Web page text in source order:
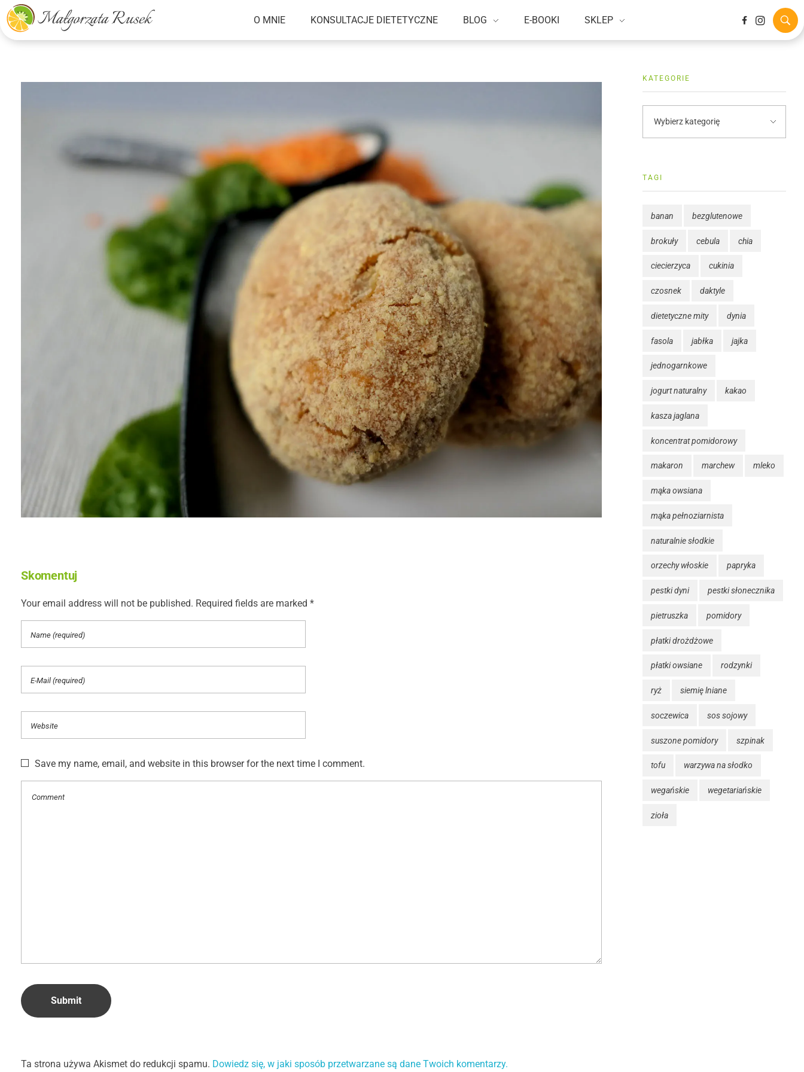
Małgorzata Rusek - dietetyk z pasją
Dietetyka kliniczna & Psychodietetyka
O MNIE KONSULTACJE DIETETYCZNE BLOG E-BOOKI SKLEP
Skomentuj
Your email address will not be published. Required fields are marked *
Save my name, email, and website in this browser for the next time I comment.
Ta strona używa Akismet do redukcji spamu. Dowiedz się, w jaki sposób przetwarzane są dane Twoich komentarzy.
KATEGORIE
TAGI
banan bezglutenowe
brokuły cebula chia
ciecierzyca cukinia
czosnek daktyle
dietetyczne mity dynia
fasola jabłka jajka
jednogarnkowe
jogurt naturalny kakao
kasza jaglana
koncentrat pomidorowy
makaron marchew mleko
mąka owsiana
mąka pełnoziarnista
naturalnie słodkie
orzechy włoskie papryka
pestki dyni pestki słonecznika
pietruszka pomidory
płatki drożdżowe
płatki owsiane rodzynki
ryż siemię lniane
soczewica sos sojowy
suszone pomidory szpinak
tofu warzywa na słodko
wegańskie wegetariańskie
zioła